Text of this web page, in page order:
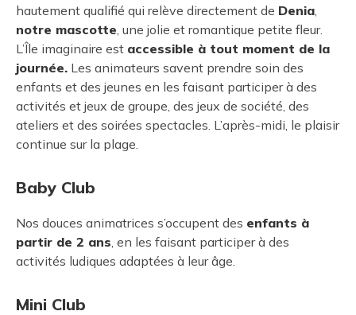
hautement qualifié qui relève directement de Denia
notre mascotte , une jolie et romantique petite fleur.
L’Île imaginaire est accessible à tout moment de la
journée. Les animateurs savent prendre soin des
enfants et des jeunes en les faisant participer à des
activités et jeux de groupe, des jeux de société, des
ateliers et des soirées spectacles. L’après-midi, le plaisir
continue sur la plage.
Baby Club
Nos douces animatrices s’occupent des enfants à
partir de 2 ans , en les faisant participer à des
activités ludiques adaptées à leur âge.
Mini Club